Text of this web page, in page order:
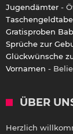
Jugendämter -
Gratisproben
Sprüche zur
Glückwünsche
Vornamen -
ÜBER
Herzlich